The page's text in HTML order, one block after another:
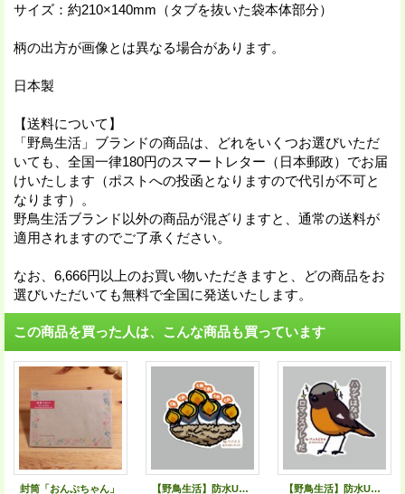
サイズ：約210×140mm（タブを抜いた袋本体部分）
柄の出方が画像とは異なる場合があります。
日本製
【送料について】
「野鳥生活」ブランドの商品は、どれをいくつお選びいただ
いても、全国一律180円のスマートレター（日本郵政）でお届
けいたします（ポストへの投函となりますので代引が不可と
なります）。
野鳥生活ブランド以外の商品が混ざりますと、通常の送料が
適用されますのでご了承ください。
なお、6,666円以上のお買い物いただきますと、どの商品をお
選びいただいても無料で全国に発送いたします。
この商品を買った人は、こんな商品も買っています
封筒「おんぷちゃん」 【野鳥生活】防水UVステッカー「くれくれくれ」送料180円 【野鳥生活】防水UVステッカー「ハゲではない ロマンスグレーだ」送料180円